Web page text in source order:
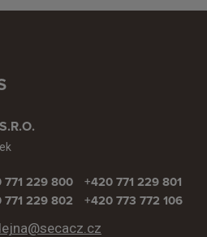
771 229 800
771 229 802
+420 771 229 801
+420 773 772 106